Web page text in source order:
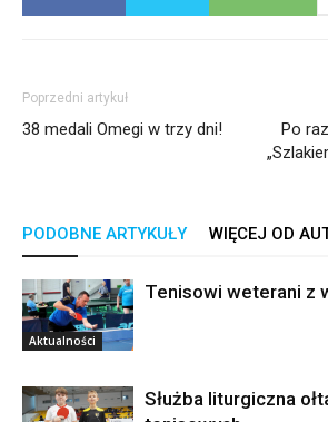
Poprzedni artykuł
38 medali Omegi w trzy dni!
Po
PODOBNE ARTYKUŁY WIĘCEJ OD
Aktualności
Tenisowi weterani z
Służba liturgiczna